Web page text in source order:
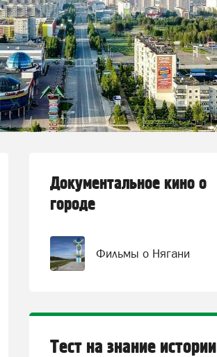
Документальное кино о
городе
Фильмы о Нягани
Тест на знание истории